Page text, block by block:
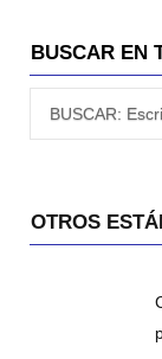
BUSCAR EN
OTROS